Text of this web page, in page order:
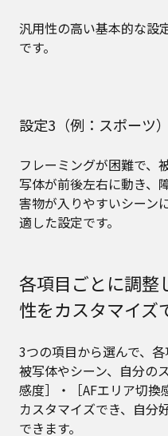
汎用性の高い基本的な設
です。
設定3（例：スポーツ）
フレーミングが困難で、
写体が前後左右に動き、
害物が入りやすいシーン
適した設定です。
各項目ごとに調整
性をカスタマイズ
3つの項目から選んで、
被写体やシーン、自分の
感度］・［AFエリア切換
カスタマイズでき、自分
できます。